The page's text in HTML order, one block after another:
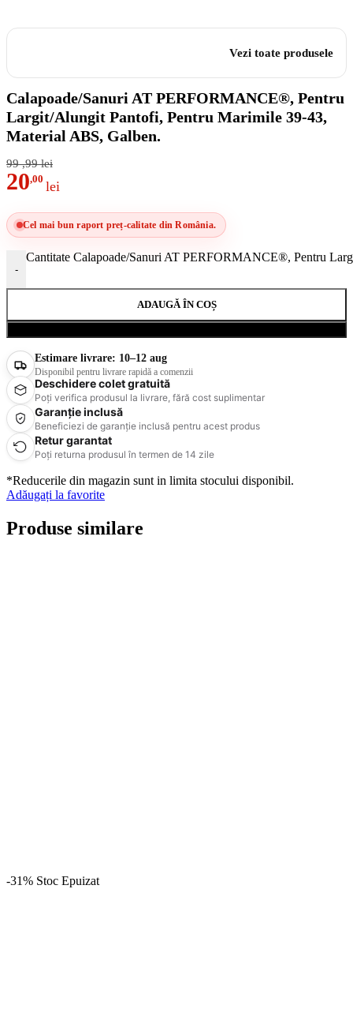
Vezi toate produsele
Calapoade/Sanuri AT PERFORMANCE®, Pentru
Largit/Alungit Pantofi, Pentru Marimile 39-43,
Material ABS, Galben.
99 ,99 lei
20,00 lei
Cel mai bun raport preț-calitate din România.
-
Cantitate Calapoade/Sanuri AT PERFORMANCE®, Pentru
ADAUGĂ ÎN COȘ
Estimare livrare: 10–12 aug
Disponibil pentru livrare rapidă a comenzii
Deschidere colet gratuită
Poți verifica produsul la livrare, fără cost suplimentar
Garanție inclusă
Beneficiezi de garanție inclusă pentru acest produs
Retur garantat
Poți returna produsul în termen de 14 zile
*Reducerile din magazin sunt in limita stocului disponibil.
Adăugați la favorite
Produse similare
-31% Stoc Epuizat